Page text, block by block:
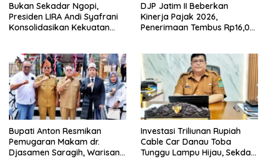
Bukan Sekadar Ngopi,
Presiden LIRA Andi Syafrani
Konsolidasikan Kekuatan
DJP Jatim II Beberkan
Kinerja Pajak 2026,
Penerimaan Tembus Rp16,08
Bupati Anton Resmikan
Pemugaran Makam dr.
Djasamen Saragih, Warisan
Investasi Triliunan Rupiah
Cable Car Danau Toba
Tunggu Lampu Hijau, Sekda